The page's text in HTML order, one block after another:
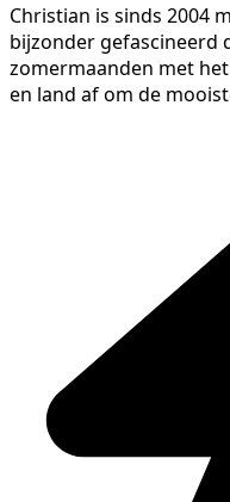
Christian is sinds 2004
bijzonder gefascineerd
zomermaanden met
en land af om de